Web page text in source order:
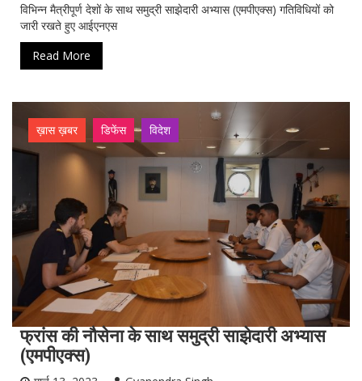
विभिन्न मैत्रीपूर्ण देशों के साथ समुद्री साझेदारी अभ्यास (एमपीएक्स) गतिविधियों को
जारी रखते हुए आईएनएस
Read More
ख़ास ख़बर डिफेंस विदेश
फ्रांस की नौसेना के साथ समुद्री साझेदारी अभ्यास
(एमपीएक्स)